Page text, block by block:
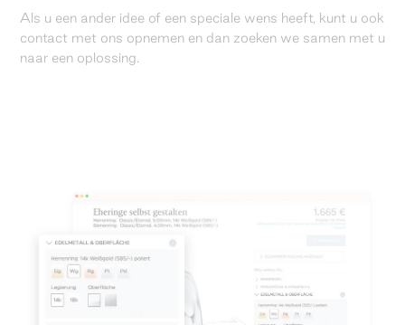
Als u een ander idee of een speciale wens heeft, kunt u ook
contact met ons opnemen en dan zoeken we samen met u
naar een oplossing.